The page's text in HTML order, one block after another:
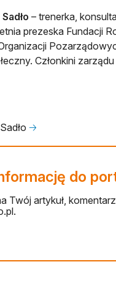
– trenerka,
prezeska Fundacji
Członkini
🡢
do
Twój artykuł,